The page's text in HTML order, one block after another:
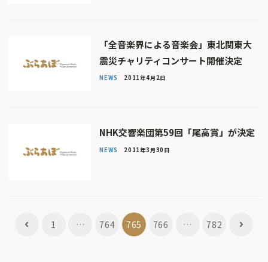
「全音楽界による音楽会」東北関東大
震災チャリティコンサート開催決定
NEWS 2011年4月2日
NHK交響楽団第59回「尾高賞」が決定
NEWS 2011年3月30日
1 … 764 765 766 … 782